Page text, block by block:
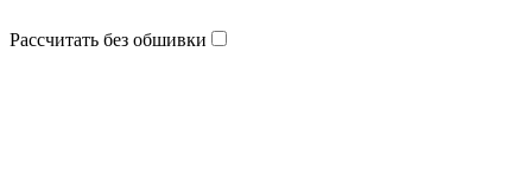
Рассчитать без обшивки